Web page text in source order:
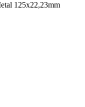
125x22,23mm